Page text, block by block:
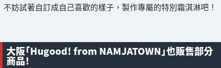
不妨試著自訂成自己喜歡的樣子，製作專屬的特別霜淇淋吧！
大阪「Hugood! from NAMJATOWN」也販售部分
商品！